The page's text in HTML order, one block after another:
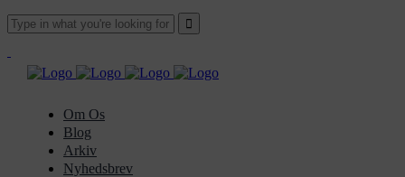
Om Os
Blog
Arkiv
Nyhedsbrev